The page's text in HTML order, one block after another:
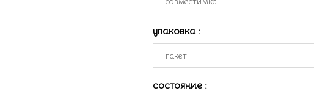
упаковка :
состояние :